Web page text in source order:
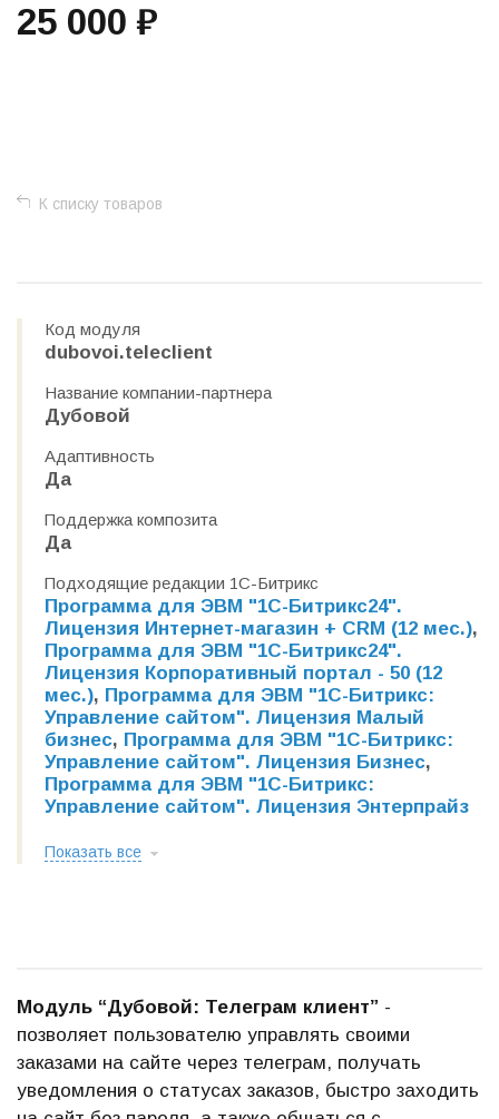
25 000 ₽
К списку товаров
Код модуля
dubovoi.teleclient
Название компании-партнера
Дубовой
Адаптивность
Да
Поддержка композита
Да
Подходящие редакции 1С-Битрикс
Программа для ЭВМ "1С-Битрикс24".
Лицензия Интернет-магазин + CRM (12 мес.),
Программа для ЭВМ "1С-Битрикс24".
Лицензия Корпоративный портал - 50 (12
мес.), Программа для ЭВМ "1С-Битрикс:
Управление сайтом". Лицензия Малый
бизнес, Программа для ЭВМ "1С-Битрикс:
Управление сайтом". Лицензия Бизнес,
Программа для ЭВМ "1С-Битрикс:
Управление сайтом". Лицензия Энтерпрайз
Показать все
Модуль “Дубовой: Телеграм клиент” -
позволяет пользователю управлять своими
заказами на сайте через телеграм, получать
уведомления о статусах заказов, быстро заходить